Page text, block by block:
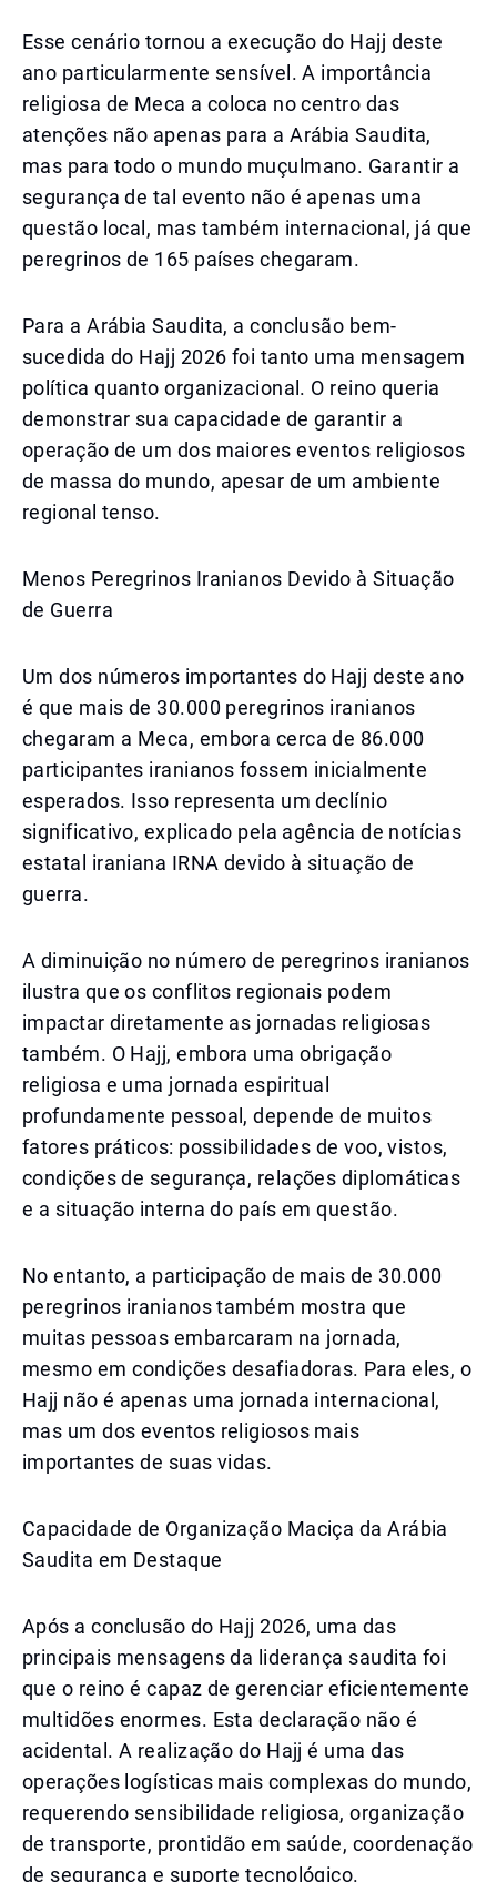
Esse cenário tornou a execução do Hajj deste
ano particularmente sensível. A importância
religiosa de Meca a coloca no centro das
atenções não apenas para a Arábia Saudita,
mas para todo o mundo muçulmano. Garantir a
segurança de tal evento não é apenas uma
questão local, mas também internacional, já que
peregrinos de 165 países chegaram.
Para a Arábia Saudita, a conclusão bem-
sucedida do Hajj 2026 foi tanto uma mensagem
política quanto organizacional. O reino queria
demonstrar sua capacidade de garantir a
operação de um dos maiores eventos religiosos
de massa do mundo, apesar de um ambiente
regional tenso.
Menos Peregrinos Iranianos Devido à Situação
de Guerra
Um dos números importantes do Hajj deste ano
é que mais de 30.000 peregrinos iranianos
chegaram a Meca, embora cerca de 86.000
participantes iranianos fossem inicialmente
esperados. Isso representa um declínio
significativo, explicado pela agência de notícias
estatal iraniana IRNA devido à situação de
guerra.
A diminuição no número de peregrinos iranianos
ilustra que os conflitos regionais podem
impactar diretamente as jornadas religiosas
também. O Hajj, embora uma obrigação
religiosa e uma jornada espiritual
profundamente pessoal, depende de muitos
fatores práticos: possibilidades de voo, vistos,
condições de segurança, relações diplomáticas
e a situação interna do país em questão.
No entanto, a participação de mais de 30.000
peregrinos iranianos também mostra que
muitas pessoas embarcaram na jornada,
mesmo em condições desafiadoras. Para eles, o
Hajj não é apenas uma jornada internacional,
mas um dos eventos religiosos mais
importantes de suas vidas.
Capacidade de Organização Maciça da Arábia
Saudita em Destaque
Após a conclusão do Hajj 2026, uma das
principais mensagens da liderança saudita foi
que o reino é capaz de gerenciar eficientemente
multidões enormes. Esta declaração não é
acidental. A realização do Hajj é uma das
operações logísticas mais complexas do mundo,
requerendo sensibilidade religiosa, organização
de transporte, prontidão em saúde, coordenação
de segurança e suporte tecnológico.